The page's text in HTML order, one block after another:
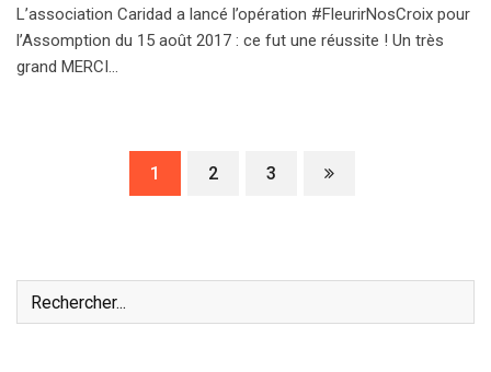
L’association Caridad a lancé l’opération #FleurirNosCroix pour
l’Assomption du 15 août 2017 : ce fut une réussite ! Un très
grand MERCI…
1 2 3